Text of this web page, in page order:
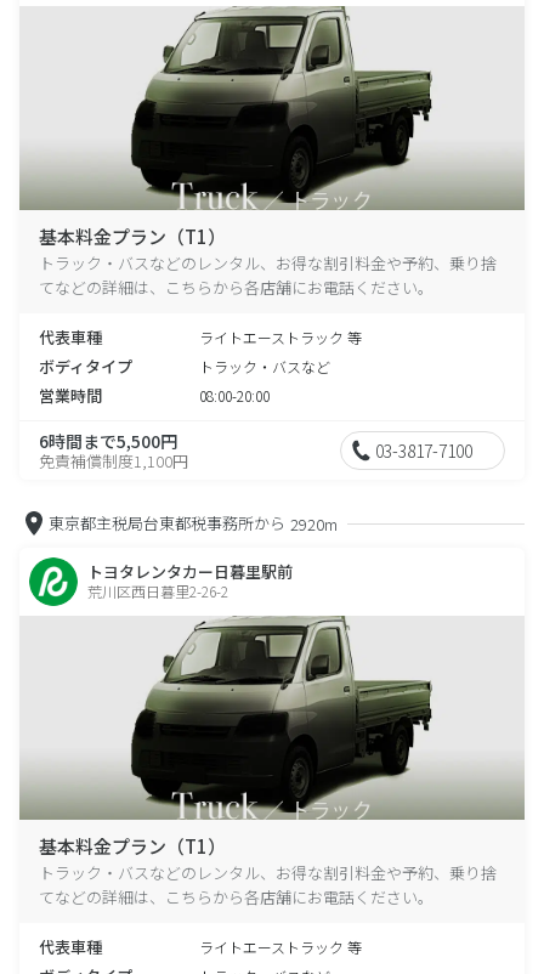
基本料金プラン（T1）
トラック・バスなどのレンタル、お得な割引料金や予約、乗り捨
てなどの詳細は、こちらから各店舗にお電話ください。
代表車種 ライトエーストラック 等
ボディタイプ トラック・バスなど
営業時間 08:00-20:00
6時間まで5,500円
免責補償制度1,100円 03-3817-7100
東京都主税局台東都税事務所から 2920m
トヨタレンタカー日暮里駅前
荒川区西日暮里2-26-2
基本料金プラン（T1）
トラック・バスなどのレンタル、お得な割引料金や予約、乗り捨
てなどの詳細は、こちらから各店舗にお電話ください。
代表車種 ライトエーストラック 等